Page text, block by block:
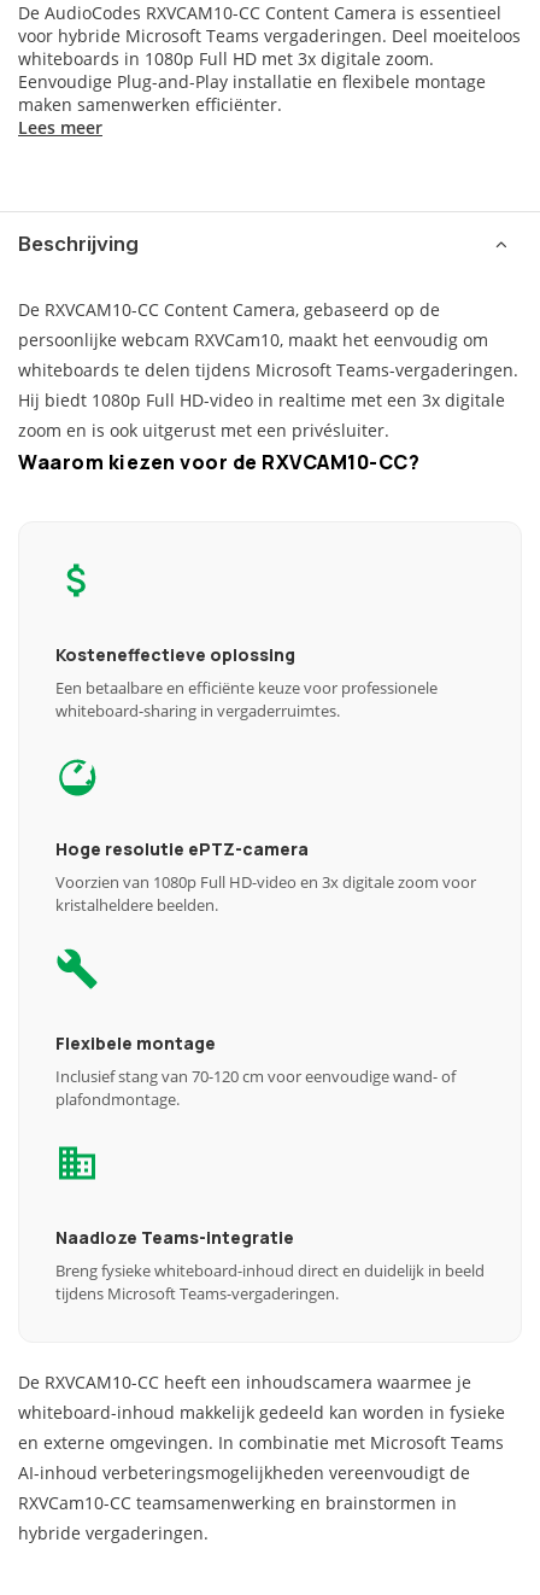
De AudioCodes RXVCAM10-CC Content Camera is essentieel
voor hybride Microsoft Teams vergaderingen. Deel moeiteloos
whiteboards in 1080p Full HD met 3x digitale zoom.
Eenvoudige Plug-and-Play installatie en flexibele montage
maken samenwerken efficiënter.
Lees meer
Beschrijving
De RXVCAM10-CC Content Camera, gebaseerd op de
persoonlijke webcam RXVCam10, maakt het eenvoudig om
whiteboards te delen tijdens Microsoft Teams-vergaderingen.
Hij biedt 1080p Full HD-video in realtime met een 3x digitale
zoom en is ook uitgerust met een privésluiter.
Waarom kiezen voor de RXVCAM10-CC?
Kosteneffectieve oplossing
Een betaalbare en efficiënte keuze voor professionele
whiteboard-sharing in vergaderruimtes.
Hoge resolutie ePTZ-camera
Voorzien van 1080p Full HD-video en 3x digitale zoom voor
kristalheldere beelden.
Flexibele montage
Inclusief stang van 70-120 cm voor eenvoudige wand- of
plafondmontage.
Naadloze Teams-integratie
Breng fysieke whiteboard-inhoud direct en duidelijk in beeld
tijdens Microsoft Teams-vergaderingen.
De RXVCAM10-CC heeft een inhoudscamera waarmee je
whiteboard-inhoud makkelijk gedeeld kan worden in fysieke
en externe omgevingen. In combinatie met Microsoft Teams
AI-inhoud verbeteringsmogelijkheden vereenvoudigt de
RXVCam10-CC teamsamenwerking en brainstormen in
hybride vergaderingen.